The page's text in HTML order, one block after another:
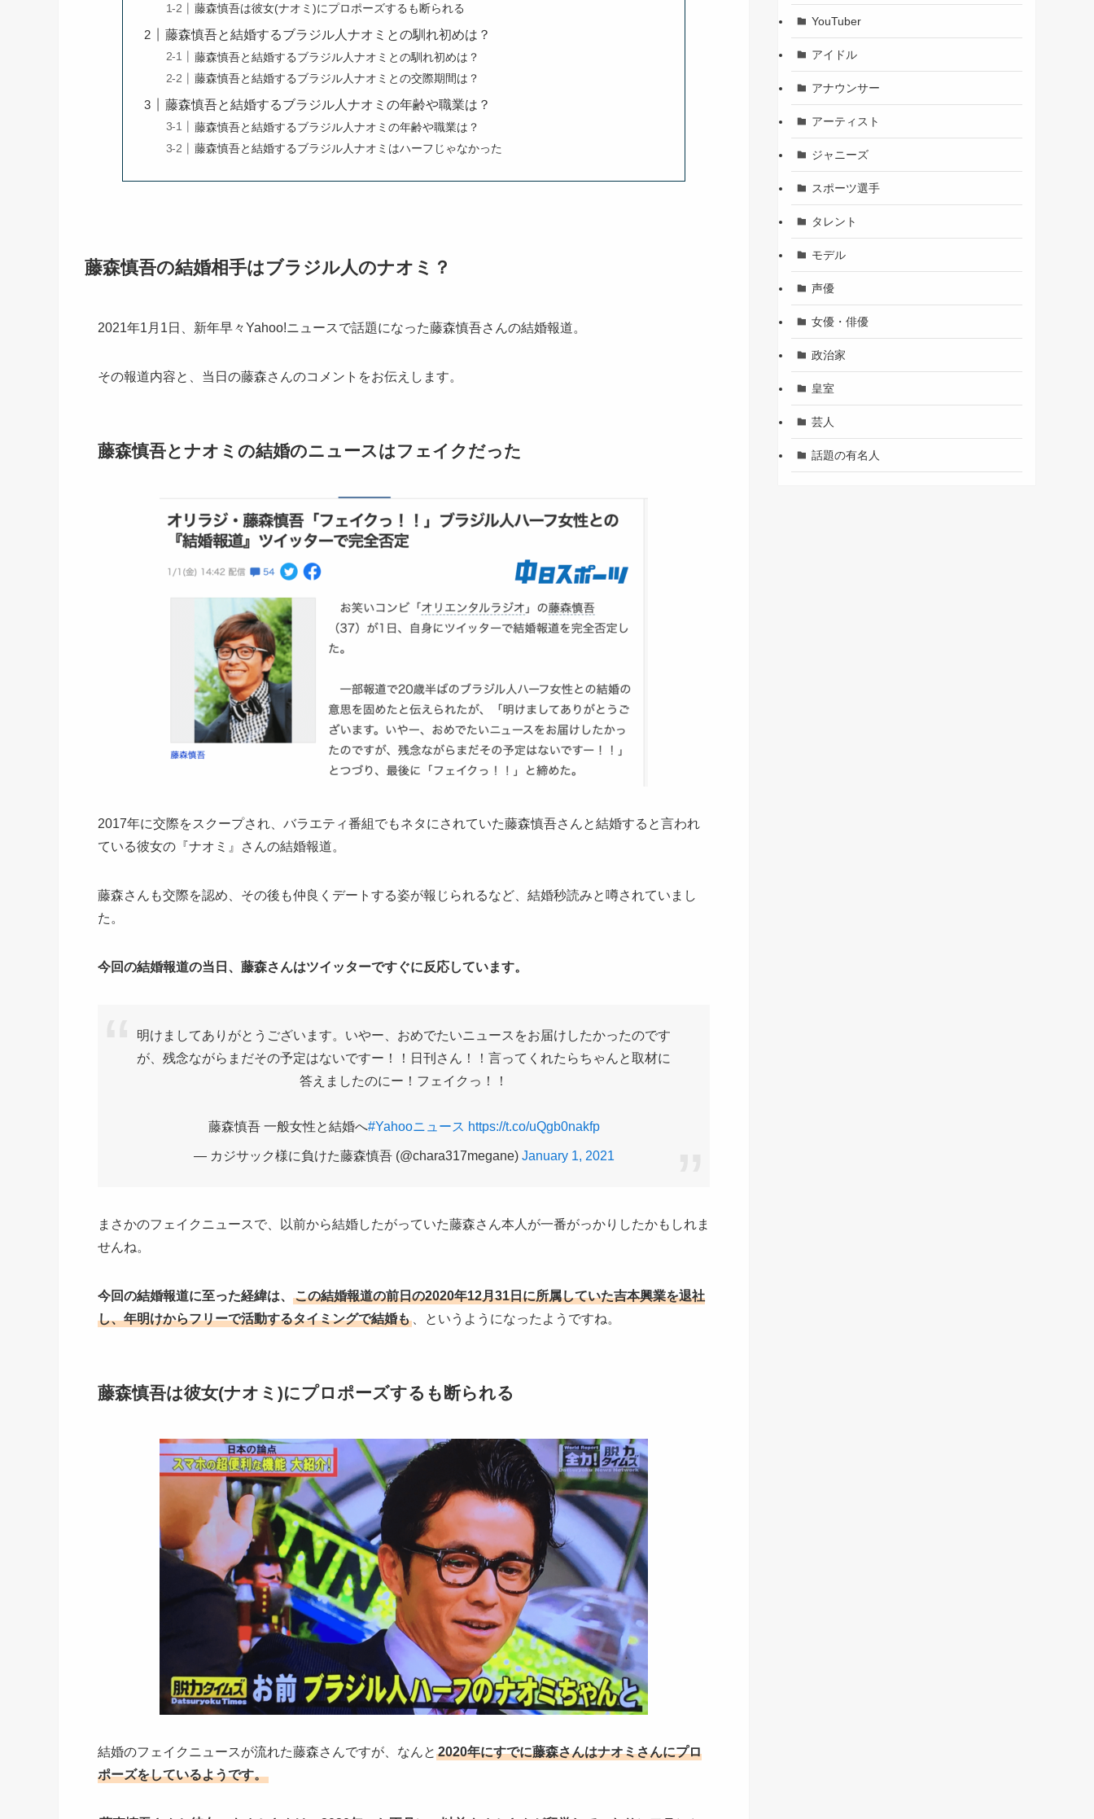
藤森慎吾は彼女(ナオミ)にプロポーズするも断られる
藤森慎吾と結婚するブラジル人ナオミとの馴れ初めは？
藤森慎吾と結婚するブラジル人ナオミとの馴れ初めは？
藤森慎吾と結婚するブラジル人ナオミとの交際期間は？
藤森慎吾と結婚するブラジル人ナオミの年齢や職業は？
藤森慎吾と結婚するブラジル人ナオミの年齢や職業は？
藤森慎吾と結婚するブラジル人ナオミはハーフじゃなかった
藤森慎吾の結婚相手はブラジル人のナオミ？
2021年1月1日、新年早々Yahoo!ニュースで話題になった藤森慎吾さんの結婚報道。
その報道内容と、当日の藤森さんのコメントをお伝えします。
藤森慎吾とナオミの結婚のニュースはフェイクだった
2017年に交際をスクープされ、バラエティ番組でもネタにされていた藤森慎吾さんと結婚すると言われ
ている彼女の『ナオミ』さんの結婚報道。
藤森さんも交際を認め、その後も仲良くデートする姿が報じられるなど、結婚秒読みと噂されていまし
た。
今回の結婚報道の当日、藤森さんはツイッターですぐに反応しています。
明けましてありがとうございます。いやー、おめでたいニュースをお届けしたかったのです
が、残念ながらまだその予定はないですー！！日刊さん！！言ってくれたらちゃんと取材に
答えましたのにー！フェイクっ！！
藤森慎吾 一般女性と結婚へ#Yahooニュース https://t.co/uQgb0nakfp
— カジサック様に負けた藤森慎吾 (@chara317megane) January 1, 2021
まさかのフェイクニュースで、以前から結婚したがっていた藤森さん本人が一番がっかりしたかもしれま
せんね。
今回の結婚報道に至った経緯は、
この結婚報道の前日の2020年12月31日に所属していた吉本興業を退社
し、年明けからフリーで活動するタイミングで結婚も
、というようになったようですね。
藤森慎吾は彼女(ナオミ)にプロポーズするも断られる
結婚のフェイクニュースが流れた藤森さんですが、なんと 2020年にすでに藤森さんはナオミさんにプロ
ポーズをしているようです。
YouTuber
アイドル
アナウンサー
アーティスト
ジャニーズ
スポーツ選手
タレント
モデル
声優
女優・俳優
政治家
皇室
芸人
話題の有名人